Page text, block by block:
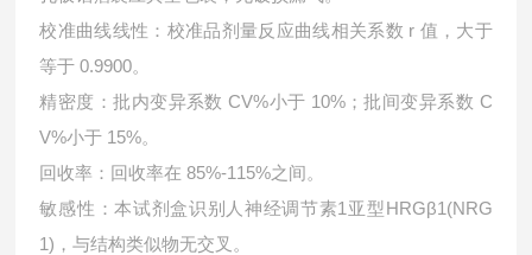
校准曲线线性：校准品剂量反应曲线相关系数 r 值，大于
等于 0.9900。
精密度：批内变异系数 CV%小于 10%；批间变异系数 C
V%小于 15%。
回收率：回收率在 85%-115%之间。
敏感性：本试剂盒识别人神经调节素1亚型HRGβ1(NRG
1)，与结构类似物无交叉。